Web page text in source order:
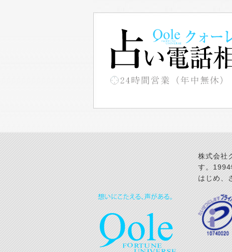
株式会社
す。1994
はじめ、